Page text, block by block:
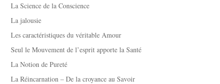
La Science de la Conscience
La jalousie
Les caractéristiques du véritable Amour
Seul le Mouvement de l’esprit apporte la Santé
La Notion de Pureté
La Réincarnation – De la croyance au Savoir